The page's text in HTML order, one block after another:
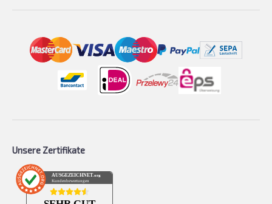
Unsere Zertifikate
AUSGEZEICHNET .org
Kundenbewertungen